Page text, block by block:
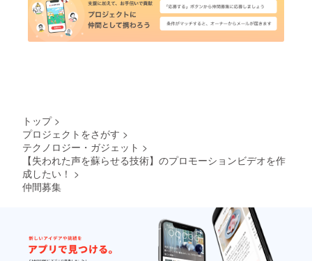
トップ >
プロジェクトをさがす >
テクノロジー・ガジェット >
【失われた声を蘇らせる技術】のプロモーションビデオを作
成したい！ >
仲間募集